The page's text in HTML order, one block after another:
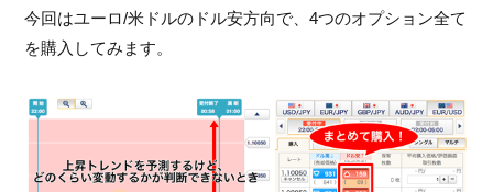
今回はユーロ/米ドルのドル安方向で、4つのオプション全て
を購入してみます。